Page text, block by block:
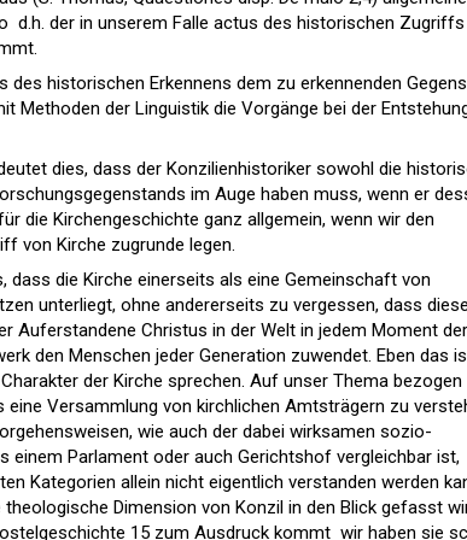
 d.h. der in unserem Falle actus des historischen
des historischen Erkennens dem zu erkennenden
Methoden der Linguistik die Vorgänge bei der
dies, dass der Konzilienhistoriker sowohl die
im Auge haben muss, wenn er
die Kirchengeschichte ganz allgemein, wenn wir den
Kirche zugrunde legen.
dass die Kirche einerseits als eine Gemeinschaft von
unterliegt, ohne andererseits zu vergessen, dass
Auferstandene Christus in der Welt in jedem Moment der
den Menschen jeder Generation zuwendet. Eben das
der Kirche sprechen. Auf unser Thema bezogen
eine Versammlung von kirchlichen Amtsträgern zu
wie auch der dabei wirksamen sozio-
einem Parlament oder auch Gerichtshof vergleichbar ist,
Kategorien allein nicht eigentlich verstanden werden
Dimension von Konzil in den Blick gefasst
15 zum Ausdruck kommt  wir haben sie